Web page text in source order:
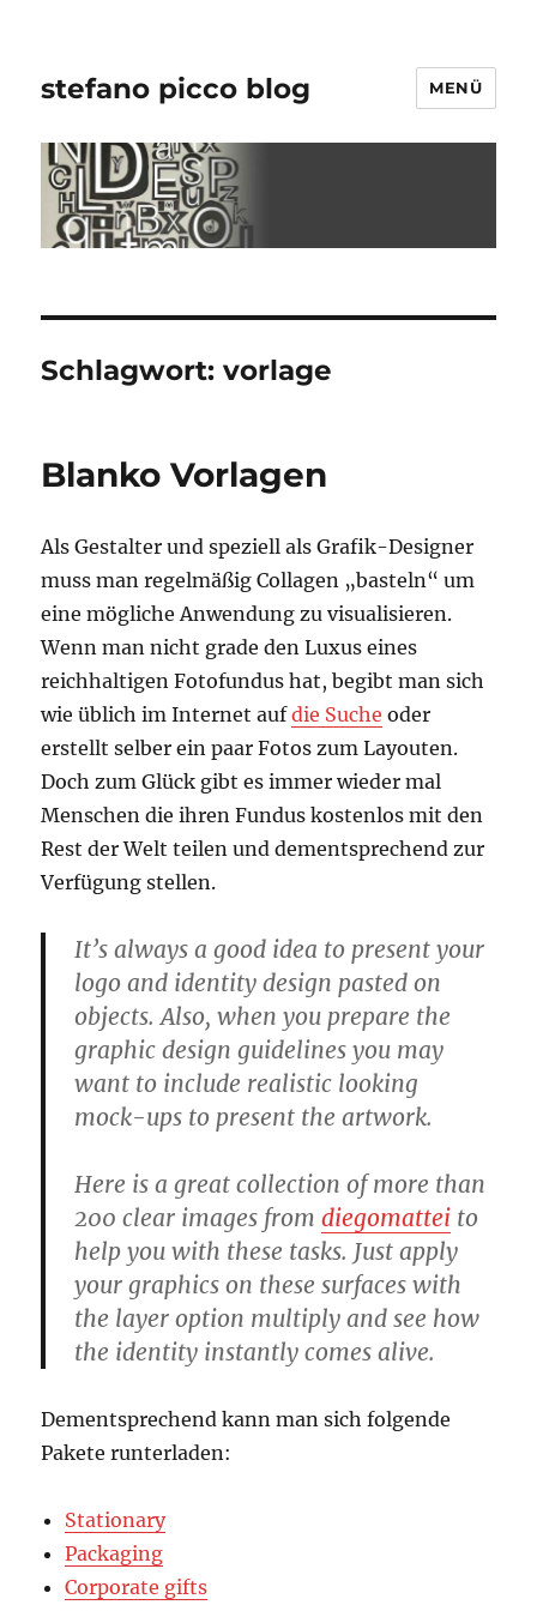
stefano picco blog MENÜ
Schlagwort:vorlage
Blanko Vorlagen
Als Gestalter und speziell als Grafik-Designer
muss man regelmäßig Collagen „basteln“ um
eine mögliche Anwendung zu visualisieren.
Wenn man nicht grade den Luxus eines
reichhaltigen Fotofundus hat, begibt man sich
wie üblich im Internet aufdie Suche oder
erstellt selber ein paar Fotos zum Layouten.
Doch zum Glück gibt es immer wieder mal
Menschen die ihren Fundus kostenlos mit den
Rest der Welt teilen und dementsprechend zur
Verfügung stellen.
It’s always a good idea to present your
logo and identity design pasted on
objects. Also, when you prepare the
graphic design guidelines you may
want to include realistic looking
mock-ups to present the artwork.
Here is a great collection of more than
200 clear images fromdiegomattei to
help you with these tasks. Just apply
your graphics on these surfaces with
the layer option multiply and see how
the identity instantly comes alive.
Dementsprechend kann man sich folgende
Pakete runterladen:
Stationary
Packaging
Corporate gifts